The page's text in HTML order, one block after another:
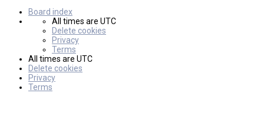
Board index
All times are UTC
Delete cookies
Privacy
Terms
All times are UTC
Delete cookies
Privacy
Terms